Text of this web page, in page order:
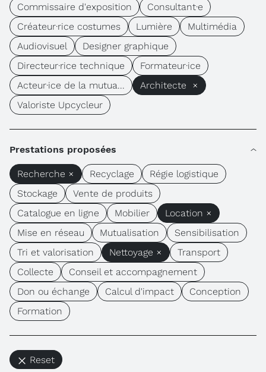
Commissaire d'exposition
Consultant·e
Créateur·rice costumes
Lumière
Multimédia
Audiovisuel
Designer graphique
Directeur·rice technique
Formateur·ice
Acteur·ice de la mutua...
Architecte ×
Valoriste Upcycleur
Prestations proposées
Recherche × Recyclage
Régie logistique
Stockage
Vente de produits
Catalogue en ligne
Mobilier
Location ×
Mise en réseau
Mutualisation
Sensibilisation
Tri et valorisation
Nettoyage ×
Transport
Collecte
Conseil et accompagnement
Don ou échange
Calcul d'impact
Conception
Formation
Reset